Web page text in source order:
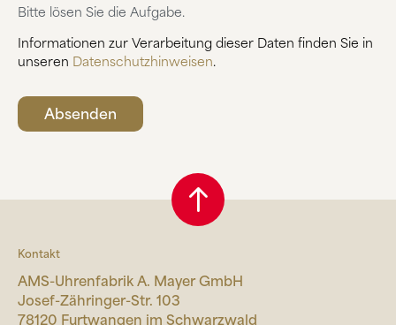
Bitte lösen Sie die Aufgabe.
Informationen zur Verarbeitung dieser Daten finden Sie in
unseren Datenschutzhinweisen.
Kontakt
AMS-Uhrenfabrik A. Mayer GmbH
Josef-Zähringer-Str. 103
78120 Furtwangen im Schwarzwald